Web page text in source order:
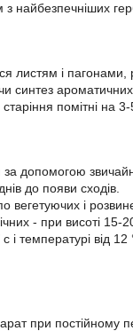
найбезпечніших
і пагонами,
ароматичних
помітні на
допомогою
до появи сходів.
вегетуючих і
- при висоті 15-
і температурі від
при постійному